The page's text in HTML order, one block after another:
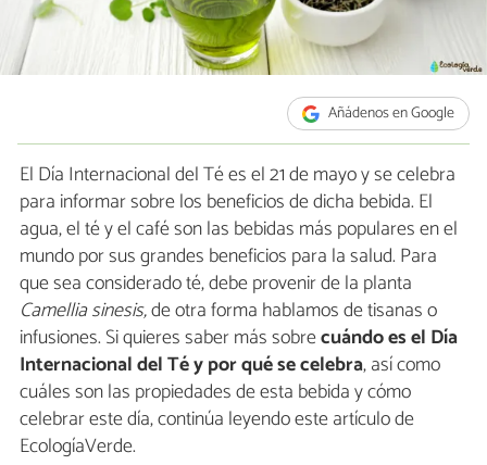
Añádenos en Google
El Día Internacional del Té es el 21 de mayo y se celebra
para informar sobre los beneficios de dicha bebida. El
agua, el té y el café son las bebidas más populares en el
mundo por sus grandes beneficios para la salud. Para
que sea considerado té, debe provenir de la planta
Camellia sinesis,de otra forma hablamos de tisanas o
infusiones. Si quieres saber más sobrecuándo es el Día
Internacional del Té y por qué se celebra, así como
cuáles son las propiedades de esta bebida y cómo
celebrar este día, continúa leyendo este artículo de
EcologíaVerde.